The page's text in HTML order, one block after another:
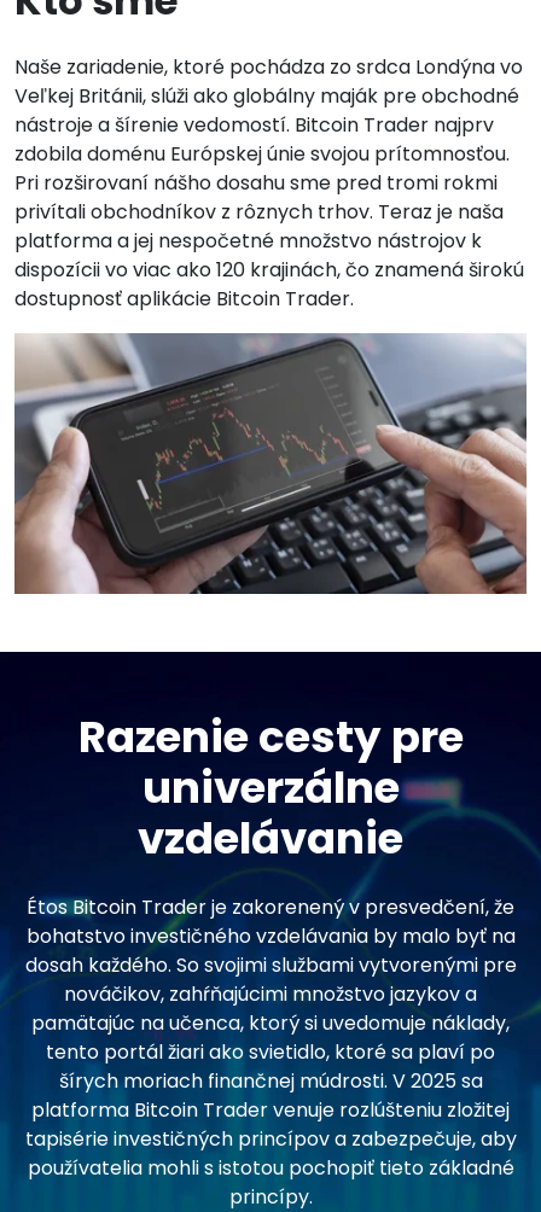
Naše zariadenie, ktoré pochádza zo srdca Londýna vo
Veľkej Británii, slúži ako globálny maják pre obchodné
nástroje a šírenie vedomostí. Bitcoin Trader najprv
zdobila doménu Európskej únie svojou prítomnosťou.
Pri rozširovaní nášho dosahu sme pred tromi rokmi
privítali obchodníkov z rôznych trhov. Teraz je naša
platforma a jej nespočetné množstvo nástrojov k
dispozícii vo viac ako 120 krajinách, čo znamená širokú
dostupnosť aplikácie Bitcoin Trader.
Razenie cesty pre
univerzálne
vzdelávanie
Étos Bitcoin Trader je zakorenený v presvedčení, že
bohatstvo investičného vzdelávania by malo byť na
dosah každého. So svojimi službami vytvorenými pre
nováčikov, zahŕňajúcimi množstvo jazykov a
pamätajúc na učenca, ktorý si uvedomuje náklady,
tento portál žiari ako svietidlo, ktoré sa plaví po
šírych moriach finančnej múdrosti. V 2025 sa
platforma Bitcoin Trader venuje rozlúšteniu zložitej
tapisérie investičných princípov a zabezpečuje, aby
používatelia mohli s istotou pochopiť tieto základné
princípy.